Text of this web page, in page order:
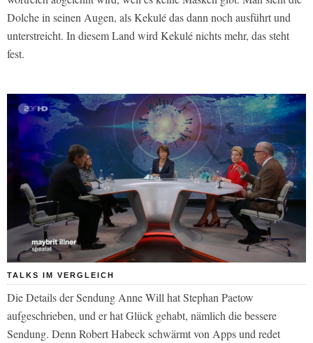
Dolche in seinen Augen, als Kekulé das dann noch ausführt und
unterstreicht. In diesem Land wird Kekulé nichts mehr, das steht
fest.
TALKS IM VERGLEICH
Die Details der Sendung Anne Will hat Stephan Paetow
aufgeschrieben, und er hat Glück gehabt, nämlich die bessere
Sendung. Denn Robert Habeck schwärmt von Apps und redet